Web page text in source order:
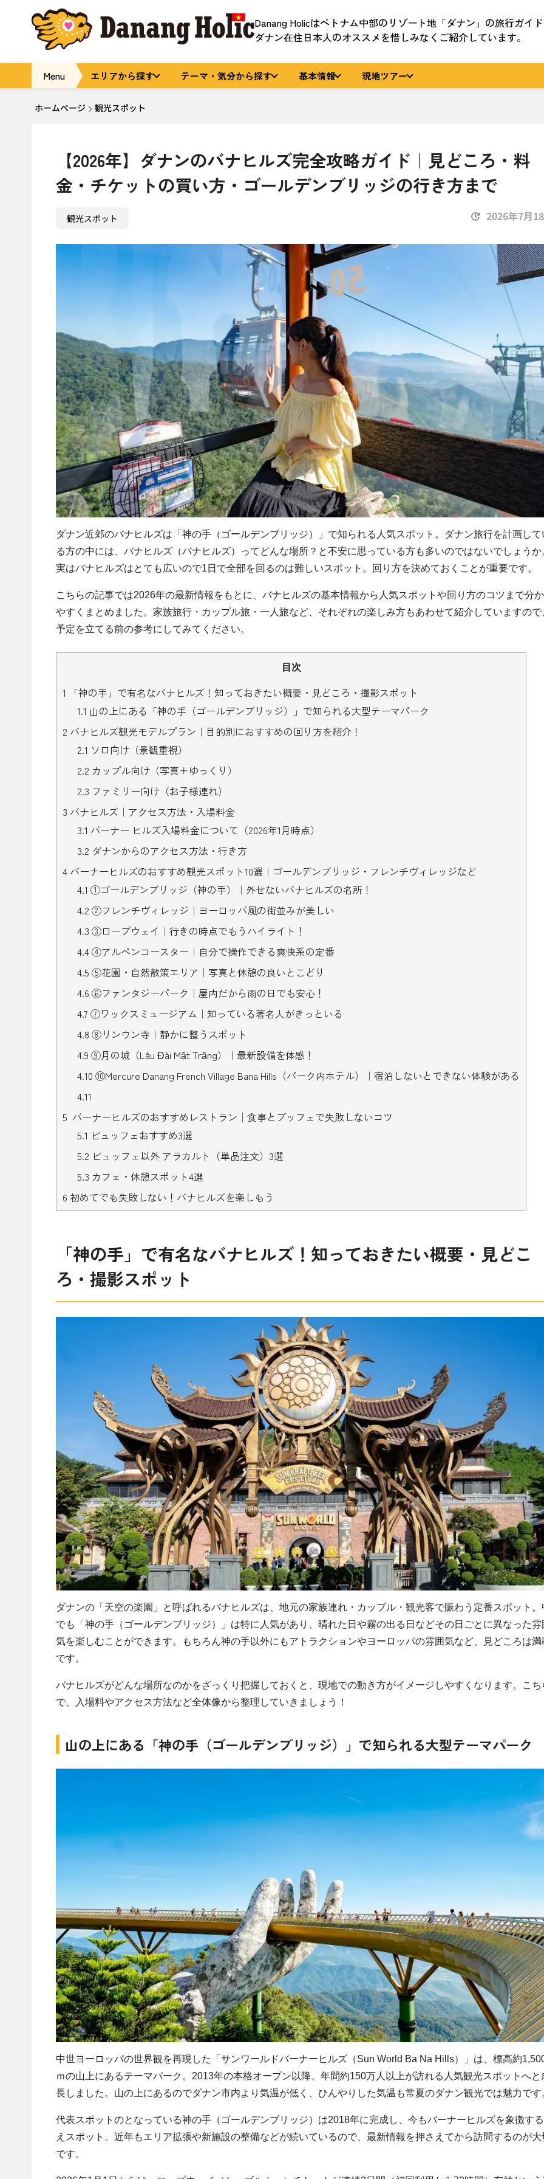
Danang Holicはベトナム中部のリゾート地「ダナン」の旅行ガイ
ダナン在住日本人のオススメを惜しみなくご紹介しています。
Menu エリアから探す テーマ・気分から探す 基本情報 現地ツアー
ホームページ 観光スポット
【2026年】ダナンのバナヒルズ完全攻略ガイド｜見どころ・料
金・チケットの買い方・ゴールデンブリッジの行き方まで
観光スポット 2026年7月
ダナン近郊のバナヒルズは「神の手（ゴールデンブリッジ）」で知られる人気スポット。ダナン旅行を計画して
る方の中には、バナヒルズ（バナヒルズ）ってどんな場所？と不安に思っている方も多いのではないでしょうか
実はバナヒルズはとても広いので1日で全部を回るのは難しいスポット。回り方を決めておくことが重要です。
こちらの記事では2026年の最新情報をもとに、バナヒルズの基本情報から人気スポットや回り方のコツまで分
やすくまとめました。家族旅行・カップル旅・一人旅など、それぞれの楽しみ方もあわせて紹介していますので
予定を立てる前の参考にしてみてください。
目次
1 「神の手」で有名なバナヒルズ！知っておきたい概要・見どころ・撮影スポット
1.1 山の上にある「神の手（ゴールデンブリッジ）」で知られる大型テーマパーク
2 バナヒルズ観光モデルプラン｜目的別におすすめの回り方を紹介！
2.1 ソロ向け（景観重視）
2.2 カップル向け（写真＋ゆっくり）
2.3 ファミリー向け（お子様連れ）
3 バナヒルズ｜アクセス方法・入場料金
3.1 バーナー ヒルズ入場料金について（2026年1月時点）
3.2 ダナンからのアクセス方法・行き方
4 バーナーヒルズのおすすめ観光スポット10選｜ゴールデンブリッジ・フレンチヴィレッジなど
4.1 ①ゴールデンブリッジ（神の手）｜外せないバナヒルズの名所！
4.2 ②フレンチヴィレッジ｜ヨーロッパ風の街並みが美しい
4.3 ③ロープウェイ｜行きの時点でもうハイライト！
4.4④アルペンコースター｜自分で操作できる爽快系の定番
4.5 ⑤花園・自然散策エリア｜写真と休憩の良いとこどり
4.6 ⑥ファンタジーパーク｜屋内だから雨の日でも安心！
4.7 ⑦ワックスミュージアム｜知っている著名人がきっといる
4.8 ⑧リンウン寺｜静かに整うスポット
4.9 ⑨月の城（Lâu Đài Mặt Trăng）｜最新設備を体感！
4.10 ⑩Mercure Danang French Village Bana Hills（パーク内ホテル）｜宿泊しないとできない体験がある
4.11
5 バーナーヒルズのおすすめレストラン│食事とブッフェで失敗しないコツ
5.1 ビュッフェおすすめ3選
5.2 ビュッフェ以外 アラカルト（単品注文）3選
5.3 カフェ・休憩スポット4選
6 初めてでも失敗しない！バナヒルズを楽しもう
「神の手」で有名なバナヒルズ！ 知っておきたい概要・見どこ
ろ・撮影スポット
ダナンの「天空の楽園」と呼ばれるバナヒルズは、地元の家族連れ・カップル・観光客で賑わう定番スポット。
でも「神の手（ゴールデンブリッジ）」は特に人気があり、晴れた日や霧の出る日などその日ごとに異なった雰
気を楽しむことができます。もちろん神の手以外にもアトラクションやヨーロッパの雰囲気など、見どころは満
です。
バナヒルズがどんな場所なのかをざっくり把握しておくと、現地での動き方がイメージしやすくなります。こち
で、入場料やアクセス方法など全体像から整理していきましょう！
山の上にある「神の手（ゴールデンブリッジ）」で知られる大型テーマパーク
中世ヨーロッパの世界観を再現した「サンワールドバーナーヒルズ（Sun World Ba Na Hills）」は、標高約
ｍの山上にあるテーマパーク。2013年の本格オープン以降、年間約150万人以上が訪れる人気観光スポットへと
長しました。山の上にあるのでダナン市内より気温が低く、ひんやりした気温も常夏のダナン観光では魅力です
代表スポットのとなっている神の手（ゴールデンブリッジ）は2018年に完成し、今もバーナーヒルズを象徴す
えスポット。近年もエリア拡張や新施設の整備などが続いているので、最新情報を押さえてから訪問するのが大
です。